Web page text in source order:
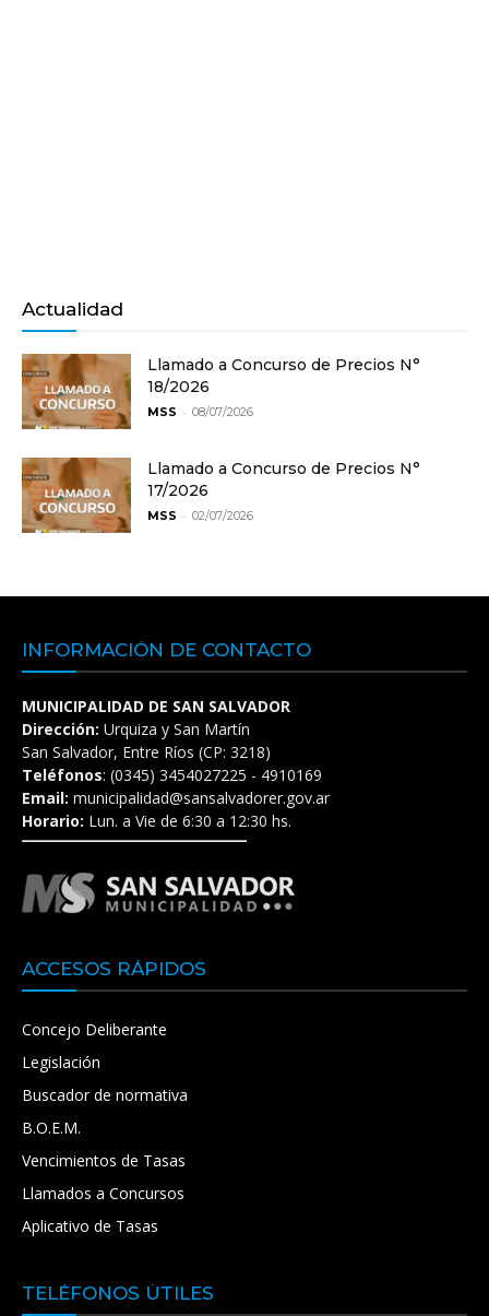
Actualidad
Llamado a Concurso de Precios N°
18/2026
MSS - 08/07/2026
Llamado a Concurso de Precios N°
17/2026
MSS - 02/07/2026
INFORMACIÓN DE CONTACTO
MUNICIPALIDAD DE SAN SALVADOR
Dirección: Urquiza y San Martín
San Salvador, Entre Ríos (CP: 3218)
Teléfonos: (0345) 3454027225 - 4910169
Email: municipalidad@sansalvadorer.gov.ar
Horario: Lun. a Vie de 6:30 a 12:30 hs.
ACCESOS RÁPIDOS
Concejo Deliberante
Legislación
Buscador de normativa
B.O.E.M.
Vencimientos de Tasas
Llamados a Concursos
Aplicativo de Tasas
TELÉFONOS ÚTILES